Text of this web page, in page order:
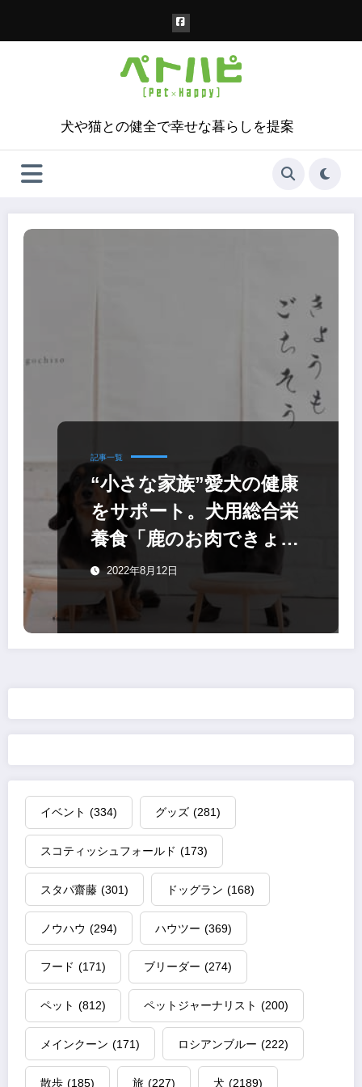
犬や猫との健全で幸せな暮らしを提案
記事一覧
“小さな家族”愛犬の健康
をサポート。犬用総合栄
養食「鹿のお肉できょう
もごちそう」
2022年8月12日
イベント (334) グッズ (281)
スコティッシュフォールド (173)
スタパ齋藤 (301) ドッグラン (168)
ノウハウ (294) ハウツー (369)
フード (171) ブリーダー (274)
ペット (812) ペットジャーナリスト (200)
メインクーン (171) ロシアンブルー (222)
散歩 (185) 旅 (227) 犬 (2189)